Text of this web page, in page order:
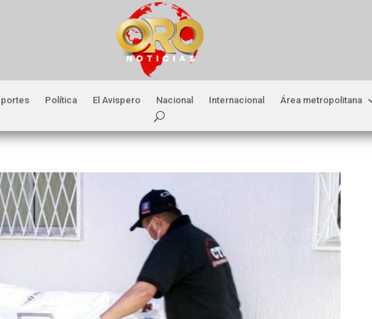
Política El Avispero Nacional Internacional Área metropolitana